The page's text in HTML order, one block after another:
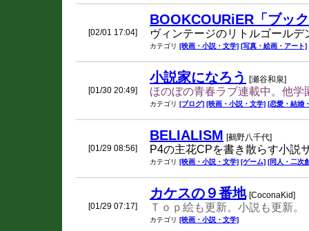
[02/01 17:04]
BOOKCOURiER「ブッ
ヴィンテージのリトルゴール
カテゴリ [映画・小説・文学] [写真・絵画・アート]
[01/30 20:49]
小説家になろう [瀬谷和泉]
ほのぼの青春ラブ連載中。他学
カテゴリ [ブログ] [映画・小説・文学] [恋愛・結婚
[01/29 08:56]
BELIALISM [鵺野八千代]
P4の主花CPを書き散らす小説
カテゴリ [映画・小説・文学] [ゲーム] [同人・二次
[01/29 07:17]
カケスの９番地 [CoconaKid]
Ｔｏｐ絵も更新。小説も更新。
カテゴリ [映画・小説・文学]